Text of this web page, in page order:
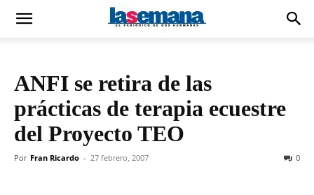
ANFI se retira de las
prácticas de terapia ecuestre
del Proyecto TEO
Por Fran Ricardo - 27 febrero, 2007 0